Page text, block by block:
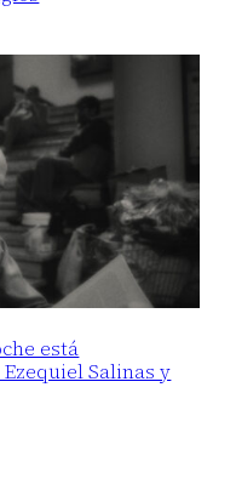
está
Ezequiel Salinas y